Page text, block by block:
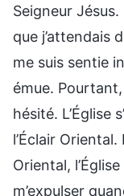
Seigneur
que j’attendais
me suis sentie
émue.
hésité. L’Église
l’Éclair Oriental.
Oriental,
m’expulser